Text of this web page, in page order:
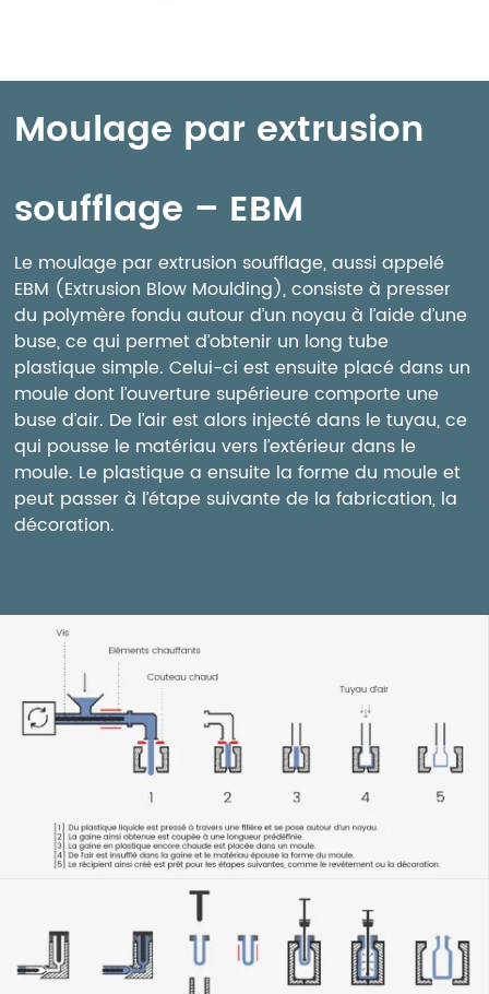
Moulage par extrusion
soufflage – EBM
Le moulage par extrusion soufflage, aussi appelé
EBM (Extrusion Blow Moulding), consiste à presser
du polymère fondu autour d’un noyau à l’aide d’une
buse, ce qui permet d’obtenir un long tube
plastique simple. Celui-ci est ensuite placé dans un
moule dont l’ouverture supérieure comporte une
buse d’air. De l’air est alors injecté dans le tuyau, ce
qui pousse le matériau vers l’extérieur dans le
moule. Le plastique a ensuite la forme du moule et
peut passer à l’étape suivante de la fabrication, la
décoration.